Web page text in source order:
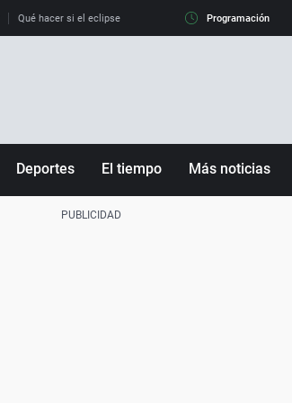
Qué hacer si el eclipse me pilla conduciendo Qué tiempo
Programación
Deportes El tiempo Más noticias